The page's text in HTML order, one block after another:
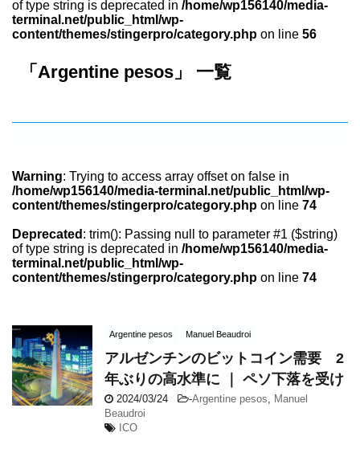
of type string is deprecated in /home/wp156140/media-
terminal.net/public_html/wp-
content/themes/stingerpro/category.php on line 56
「Argentine pesos」 一覧
Warning: Trying to access array offset on false in
/home/wp156140/media-terminal.net/public_html/wp-
content/themes/stingerpro/category.php on line 74
Deprecated : trim(): Passing null to parameter #1 ($string)
of type string is deprecated in /home/wp156140/media-
terminal.net/public_html/wp-
content/themes/stingerpro/category.php on line 74
Argentine pesos Manuel Beaudroi
アルゼンチンのビットコイン需要 2
年ぶりの高水準に ｜ ペソ下落を受け
2024/03/24 -Argentine pesos
Manuel
Beaudroi
ICO